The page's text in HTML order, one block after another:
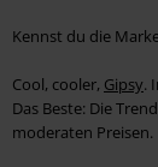
Kennst du die
Cool, cooler, Gipsy.
Das Beste: Die
moderaten Preisen.